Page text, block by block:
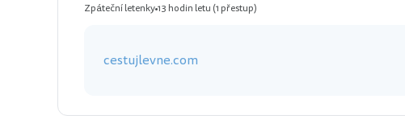
Zpáteční letenky13 hodin letu (1 přestup)
cestujlevne.com